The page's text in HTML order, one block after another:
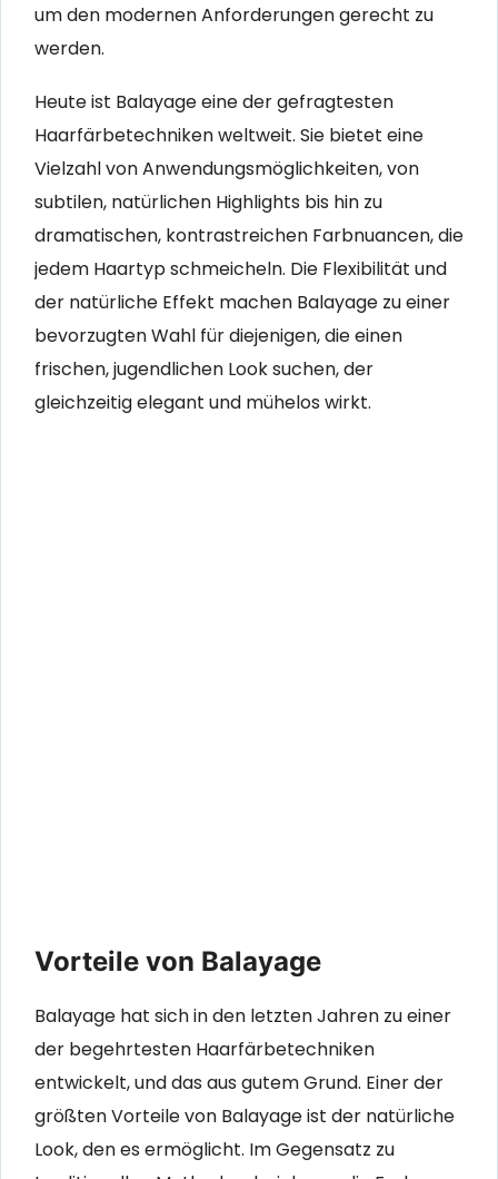
um den modernen Anforderungen gerecht zu
werden.
Heute ist Balayage eine der gefragtesten
Haarfärbetechniken weltweit. Sie bietet eine
Vielzahl von Anwendungsmöglichkeiten, von
subtilen, natürlichen Highlights bis hin zu
dramatischen, kontrastreichen Farbnuancen, die
jedem Haartyp schmeicheln. Die Flexibilität und
der natürliche Effekt machen Balayage zu einer
bevorzugten Wahl für diejenigen, die einen
frischen, jugendlichen Look suchen, der
gleichzeitig elegant und mühelos wirkt.
Vorteile von Balayage
Balayage hat sich in den letzten Jahren zu einer
der begehrtesten Haarfärbetechniken
entwickelt, und das aus gutem Grund. Einer der
größten Vorteile von Balayage ist der natürliche
Look, den es ermöglicht. Im Gegensatz zu